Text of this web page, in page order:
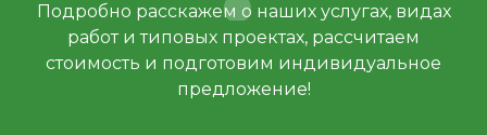
Подробно расскажем о наших услугах, видах
работ и типовых проектах, рассчитаем
стоимость и подготовим индивидуальное
предложение!